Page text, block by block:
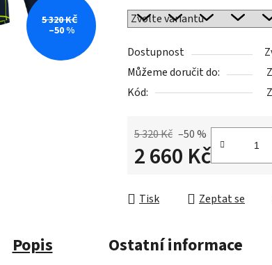
Dostupnost
Můžeme doručit do:
Kód:
5 320 Kč –50 %
2 660 Kč
Tisk Zeptat se
5 320 KČ
–50 %
Popis Ostatní informace